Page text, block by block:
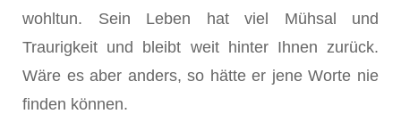
wohltun. Sein Leben hat viel Mühsal und
Traurigkeit und bleibt weit hinter Ihnen zurück.
Wäre es aber anders, so hätte er jene Worte nie
finden können.